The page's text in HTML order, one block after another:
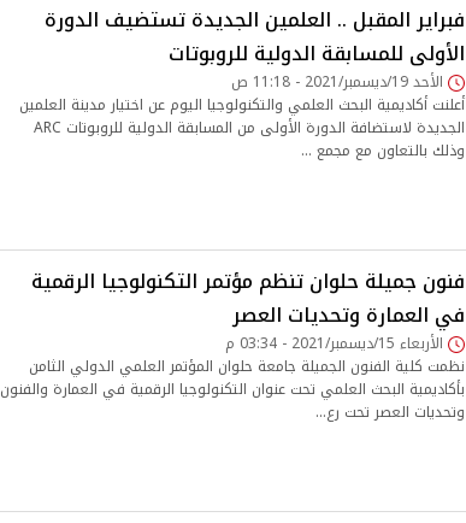
فبراير المقبل .. العلمين الجديدة تستضيف الدورة
الأولى للمسابقة الدولية للروبوتات
الأحد 19/ديسمبر/2021 - 11:18 ص
أعلنت أكاديمية البحث العلمي والتكنولوجيا اليوم عن اختيار مدينة العلمين
الجديدة لاستضافة الدورة الأولى من المسابقة الدولية للروبوتات ARC
وذلك بالتعاون مع مجمع …
فنون جميلة حلوان تنظم مؤتمر التكنولوجيا الرقمية
في العمارة وتحديات العصر
الأربعاء 15/ديسمبر/2021 - 03:34 م
نظمت كلية الفنون الجميلة جامعة حلوان المؤتمر العلمي الدولي الثامن
بأكاديمية البحث العلمي تحت عنوان التكنولوجيا الرقمية في العمارة والفنون
وتحديات العصر تحت رع…